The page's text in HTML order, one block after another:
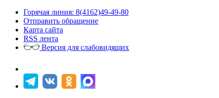
Горячая линия: 8(4162)49-49-80
Отправить обращение
Карта сайта
RSS лента
Версия для слабовидящих